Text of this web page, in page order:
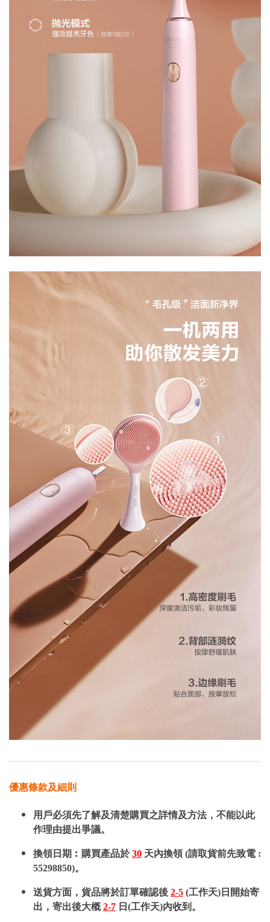
優惠條款及細則
用戶必須先了解及清楚購買之詳情及方法，不能以此
作理由提出爭議。
換領日期︰購買產品於30 天內換領 (請取貨前先致電 :
55298850)。
送貨方面，貨品將於訂單確認後 2-5 (工作天)日開始寄
出，寄出後大概2-7 日(工作天)內收到。